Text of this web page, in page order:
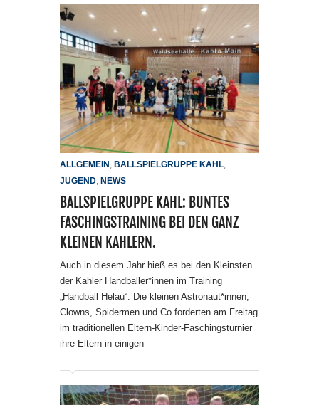
ALLGEMEIN , BALLSPIELGRUPPE KAHL,
JUGEND, NEWS
BALLSPIELGRUPPE KAHL: BUNTES
FASCHINGSTRAINING BEI DEN GANZ
KLEINEN KAHLERN.
Auch in diesem Jahr hieß es bei den Kleinsten
der Kahler Handballer*innen im Training
„Handball Helau“. Die kleinen Astronaut*innen,
Clowns, Spidermen und Co forderten am Freitag
im traditionellen Eltern-Kinder-Faschingsturnier
ihre Eltern in einigen